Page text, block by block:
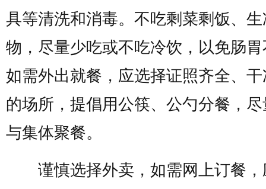
具等清洗和消毒。不吃剩菜剩饭、
物，尽量少吃或不吃冷饮，以免肠
如需外出就餐，应选择证照齐全、
的场所，提倡用公筷、公勺分餐，
与集体聚餐。
谨慎选择外卖，如需网上订餐，